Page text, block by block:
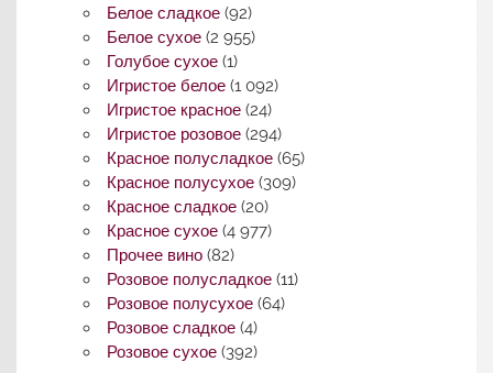
Белое сладкое (92)
Белое сухое (2 955)
Голубое сухое (1)
Игристое белое (1 092)
Игристое красное (24)
Игристое розовое (294)
Красное полусладкое (65)
Красное полусухое (309)
Красное сладкое (20)
Красное сухое (4 977)
Прочее вино (82)
Розовое полусладкое (11)
Розовое полусухое (64)
Розовое сладкое (4)
Розовое сухое (392)